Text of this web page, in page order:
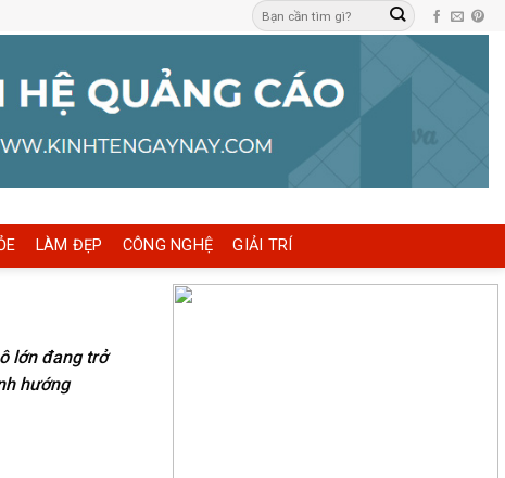
LÀM ĐẸP CÔNG NGHỆ GIẢI TRÍ
lớn đang trở
hướng